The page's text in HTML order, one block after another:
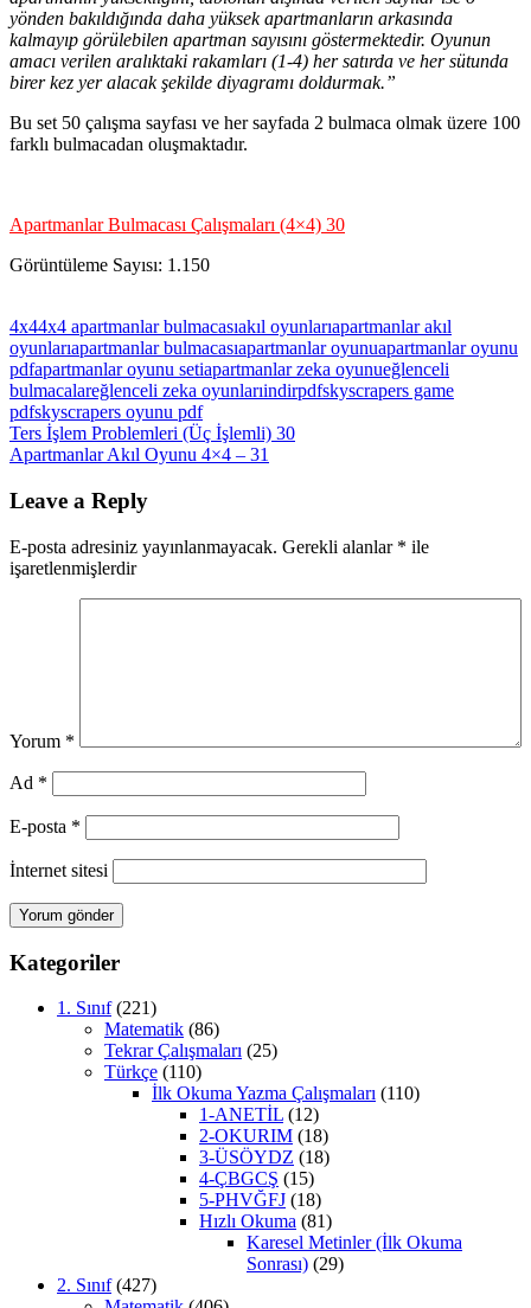
yönden bakıldığında daha yüksek apartmanların arkasında
kalmayıp görülebilen apartman sayısını göstermektedir. Oyunun
amacı verilen aralıktaki rakamları (1-4) her satırda ve her sütunda
birer kez yer alacak şekilde diyagramı doldurmak.”
Bu set 50 çalışma sayfası ve her sayfada 2 bulmaca olmak üzere 100
farklı bulmacadan oluşmaktadır.
Apartmanlar Bulmacası Çalışmaları (4×4) 30
Görüntüleme Sayısı: 1.150
4x44x4 apartmanlar bulmacasıakıl oyunlarıapartmanlar akıl
oyunlarıapartmanlar bulmacasıapartmanlar oyunuapartmanlar oyunu
pdfapartmanlar oyunu setiapartmanlar zeka oyunueğlenceli
bulmacalareğlenceli zeka oyunlarıindirpdfskyscrapers game
pdfskyscrapers oyunu pdf
Yazı
gezinmesi
Previous
Post:
Ters İşlem Problemleri (Üç İşlemli) 30
Next
Apartmanlar Akıl Oyunu 4×4 – 31
Leave a Reply
E-posta adresiniz yayınlanmayacak. Gerekli alanlar * ile
işaretlenmişlerdir
Yorum *
Ad *
E-posta *
İnternet sitesi
Kategoriler
1. Sınıf(221)
Matematik (86)
Tekrar Çalışmaları (25)
Türkçe (110)
İlk Okuma Yazma Çalışmaları (110)
1-ANETİL (12)
2-OKURIM (18)
3-ÜSÖYDZ (18)
4-ÇBGCŞ (15)
5-PHVĞFJ (18)
Hızlı Okuma (81)
Karesel Metinler (İlk Okuma
Sonrası) (29)
2. Sınıf(427)